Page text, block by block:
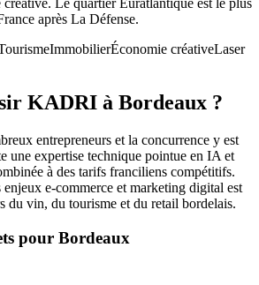
Le quartier Euratlantique est le plus
après La Défense.
ImmobilierÉconomie créativeLaser
KADRI à Bordeaux ?
entrepreneurs et la concurrence y est
une expertise technique pointue en IA et
à des tarifs franciliens compétitifs.
enjeux e-commerce et marketing digital est
du vin, du tourisme et du retail bordelais.
pour Bordeaux